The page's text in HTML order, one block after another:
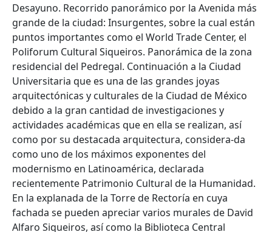
Desayuno. Recorrido panorámico por la Avenida más
grande de la ciudad: Insurgentes, sobre la cual están
puntos importantes como el World Trade Center, el
Poliforum Cultural Siqueiros. Panorámica de la zona
residencial del Pedregal. Continuación a la Ciudad
Universitaria que es una de las grandes joyas
arquitectónicas y culturales de la Ciudad de México
debido a la gran cantidad de investigaciones y
actividades académicas que en ella se realizan, así
como por su destacada arquitectura, considera-da
como uno de los máximos exponentes del
modernismo en Latinoamérica, declarada
recientemente Patrimonio Cultural de la Humanidad.
En la explanada de la Torre de Rectoría en cuya
fachada se pueden apreciar varios murales de David
Alfaro Siqueiros, así como la Biblioteca Central